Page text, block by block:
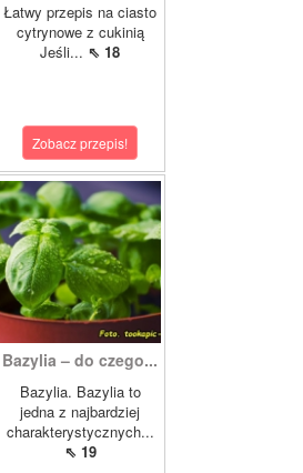
Łatwy przepis na ciasto
cytrynowe z cukinią
Jeśli... ⇖ 18
Zobacz przepis!
Bazylia – do czego...
Bazylia. Bazylia to
jedna z najbardziej
charakterystycznych...
⇖ 19